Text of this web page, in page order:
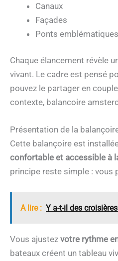
Canaux
Façades
Ponts emblématiques
Chaque élancement révèle
vivant. Le cadre est pensé
pouvez le partager en
contexte, balancoire
Présentation de la
Cette balançoire est
confortable et accessible à
principe reste simple : vous
A lire : Y a-t-il des
Vous ajustez votre rythme
bateaux créent un tableau